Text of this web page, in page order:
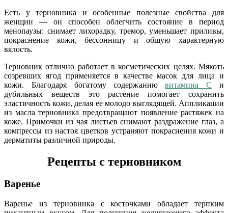
Есть у терновника и особенные полезные свойства для
женщин — он способен облегчить состояние в период
менопаузы: снимает лихорадку, тремор, уменьшает приливы,
покраснение кожи, бессонницу и общую характерную
вялость.
Терновник отлично работает в косметических целях. Мякоть
созревших ягод применяется в качестве масок для лица и
кожи. Благодаря богатому содержаниювитамина С и
дубильных веществ это растение помогает сохранить
эластичность кожи, делая ее молодо выглядящей. Аппликации
из масла терновника предотвращают появление растяжек на
коже. Примочки из чая листьев снимают раздражение глаз, а
компрессы из настоя цветков устраняют покраснения кожи и
дерматиты различной природы.
Рецепты с терновником
Варенье
Варенье из терновника с косточками обладает терпким